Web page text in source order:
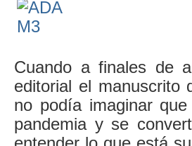
Cuando a finales de
editorial el manuscrito
no podía imaginar
pandemia y se